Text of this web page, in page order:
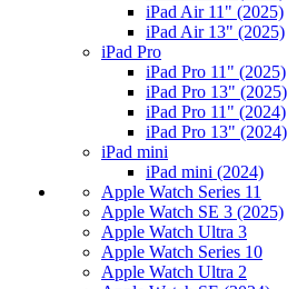
iPad Air 11" (2025)
iPad Air 13" (2025)
iPad Pro
iPad Pro 11" (2025)
iPad Pro 13" (2025)
iPad Pro 11" (2024)
iPad Pro 13" (2024)
iPad mini
iPad mini (2024)
Apple Watch Series 11
Apple Watch SE 3 (2025)
Apple Watch Ultra 3
Apple Watch Series 10
Apple Watch Ultra 2